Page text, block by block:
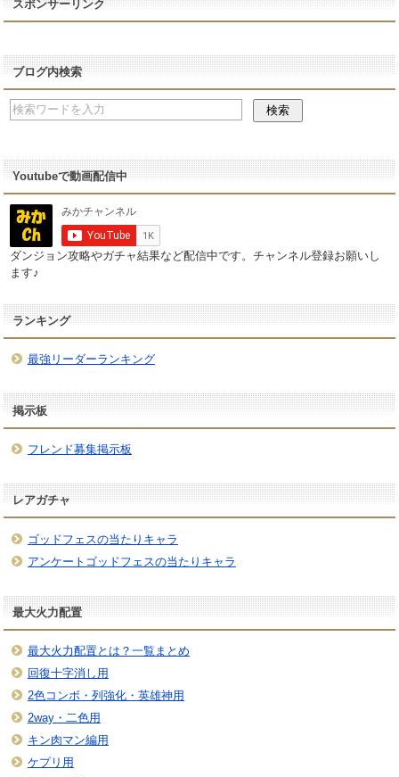
スポンサーリンク
ブログ内検索
Youtubeで動画配信中
ダンジョン攻略やガチャ結果など配信中です。チャンネル登録お願いし
ます♪
ランキング
最強リーダーランキング
掲示板
フレンド募集掲示板
レアガチャ
ゴッドフェスの当たりキャラ
アンケートゴッドフェスの当たりキャラ
最大火力配置
最大火力配置とは？一覧まとめ
回復十字消し用
2色コンボ・列強化・英雄神用
2way・二色用
キン肉マン編用
ケプリ用